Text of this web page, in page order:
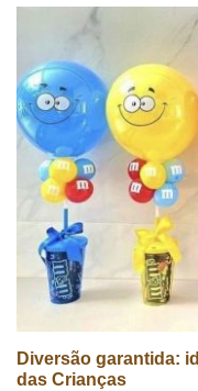
Diversão garantida:
das Crianças